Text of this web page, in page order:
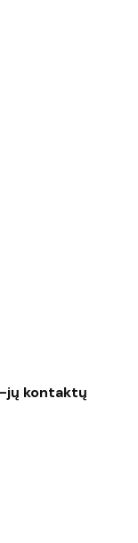
jų kontaktų